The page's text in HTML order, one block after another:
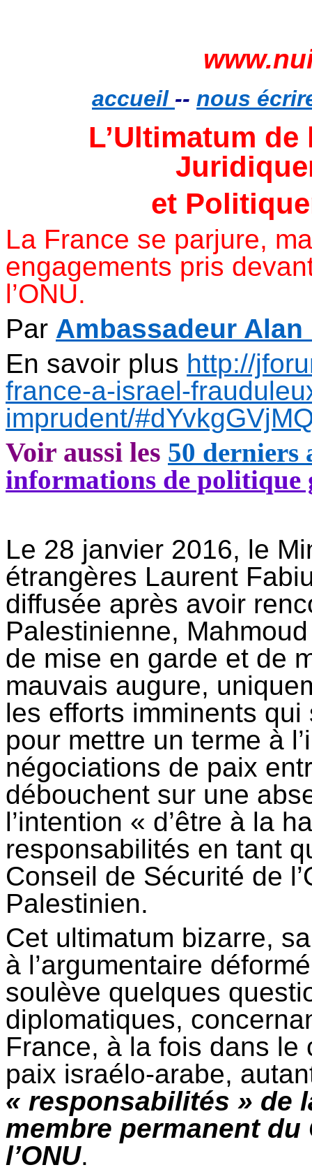
accueil -- nous
L’Ultimatum
et
La France se parjure,
engagements pris
l’ONU.
Par Ambassadeur Alan
En savoir plus http://
france-a-israel-
imprudent/
Voir aussi les 50 derniers
informations de politique
Le 28 janvier 2016, le
étrangères Laurent
diffusée après avoir
Palestinienne,
de mise en garde et de
mauvais augure,
les efforts imminents
pour mettre un terme à
négociations de paix
débouchent sur une
l’intention « d’être à la
responsabilités en tant
Conseil de Sécurité de
Palestinien.
Cet ultimatum bizarre,
à l’argumentaire
soulève quelques
diplomatiques,
France, à la fois dans
paix israélo-arabe,
« responsabilités » de
membre permanent
l’ONU.